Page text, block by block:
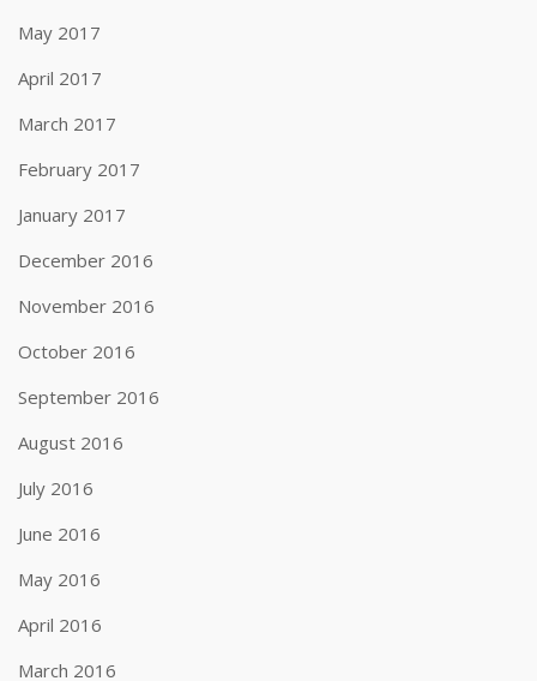
May 2017
April 2017
March 2017
February 2017
January 2017
December 2016
November 2016
October 2016
September 2016
August 2016
July 2016
June 2016
May 2016
April 2016
March 2016